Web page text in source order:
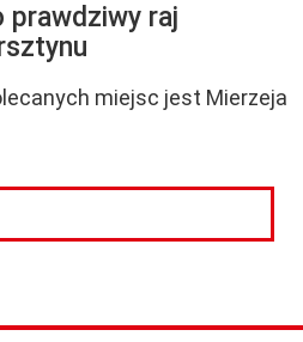
prawdziwy raj
miejsc jest Mierzeja